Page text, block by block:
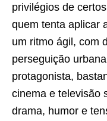
privilégios de
quem tenta aplicar
um ritmo ágil, com
perseguição
protagonista,
cinema e televisão
drama, humor e